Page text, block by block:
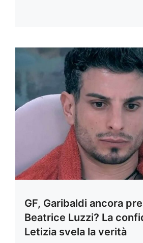
GF, Garibaldi ancora
Beatrice Luzzi? La
Letizia svela la verità